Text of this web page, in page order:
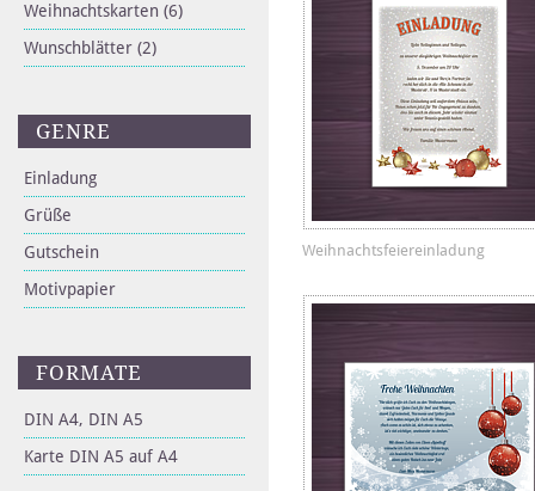
Weihnachtskarten (6)
Wunschblätter (2)
GENRE
Einladung
Grüße
Gutschein
Motivpapier
FORMATE
DIN A4, DIN A5
Karte DIN A5 auf A4
Weihnachtsfeiereinladung